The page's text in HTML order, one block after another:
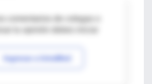
comentarios de colegas o
Ingresar a IntraMed